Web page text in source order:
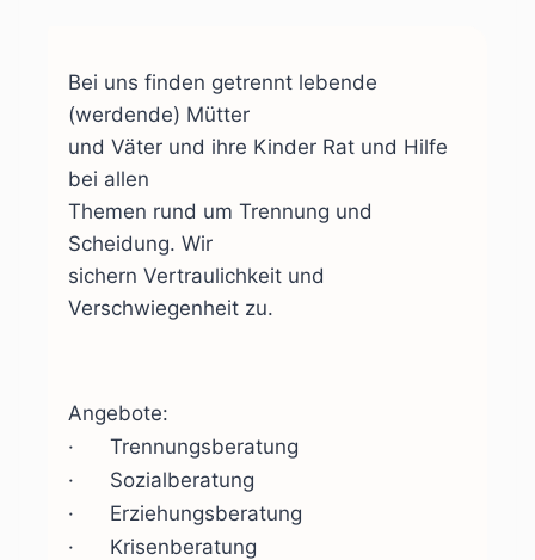
Bei uns finden getrennt lebende
(werdende) Mütter
und Väter und ihre Kinder Rat und Hilfe
bei allen
Themen rund um Trennung und
Scheidung. Wir
sichern Vertraulichkeit und
Verschwiegenheit zu.
Angebote:
· Trennungsberatung
· Sozialberatung
· Erziehungsberatung
· Krisenberatung